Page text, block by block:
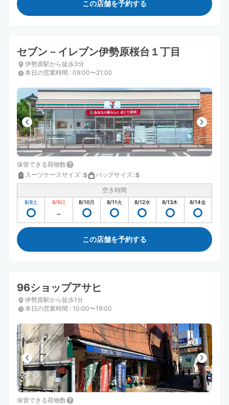
この店舗を予約する
セブン－イレブン伊勢原桜台１丁目
伊勢原駅から徒歩3分
本日の営業時間 : 09:00〜21:00
保管できる荷物数
スーツケースサイズ :5 バッグサイズ :5
空き時間
8/8土 8/9日 8/10月 8/11火 8/12水 8/13木 8/14金
この店舗を予約する
96ショップアサヒ
伊勢原駅から徒歩1分
本日の営業時間 : 10:00〜19:00
保管できる荷物数